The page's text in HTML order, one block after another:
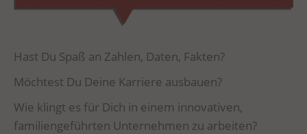
Hast Du Spaß an Zahlen, Daten, Fakten?
Möchtest Du Deine Karriere ausbauen?
Wie klingt es für Dich in einem innovativen,
familiengeführten Unternehmen zu arbeiten?